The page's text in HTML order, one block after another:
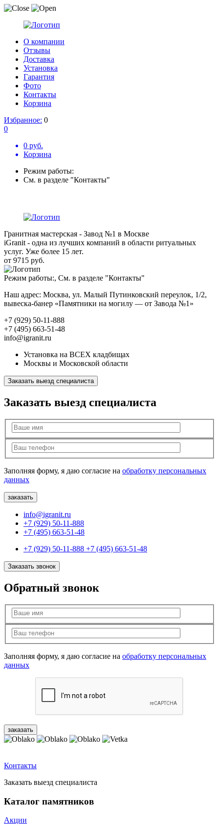
О компании
Отзывы
Доставка
Установка
Гарантия
Фото
Контакты
Корзина
Избранное: 0
0
0 руб.
Корзина
Режим работы:
См. в разделе "Контакты"
Гранитная мастерская - Завод №1 в Москве
iGranit - одна из лучших компаний в области ритуальных
услуг. Уже более 15 лет.
от 9715 руб.
Режим работы:, См. в разделе "Контакты"
Наш адрес: Москва, ул. Малый Путинковский переулок, 1/2,
вывеска-банер «Памятники на могилу — от Завода №1»
+7 (929) 50-11-888
+7 (495) 663-51-48
info@igranit.ru
Установка на ВСЕХ кладбищах
Москвы и Московской области
Заказать выезд специалиста
Заказать выезд специалиста
Заполняя форму, я даю согласие на обработку персональных
данных
info@igranit.ru
+7 (929) 50-11-888
+7 (495) 663-51-48
+7 (929) 50-11-888 +7 (495) 663-51-48
Заказать звонок
Обратный звонок
Заполняя форму, я даю согласие на обработку персональных
данных
Контакты
Заказать выезд специалиста
Каталог памятников
Акции